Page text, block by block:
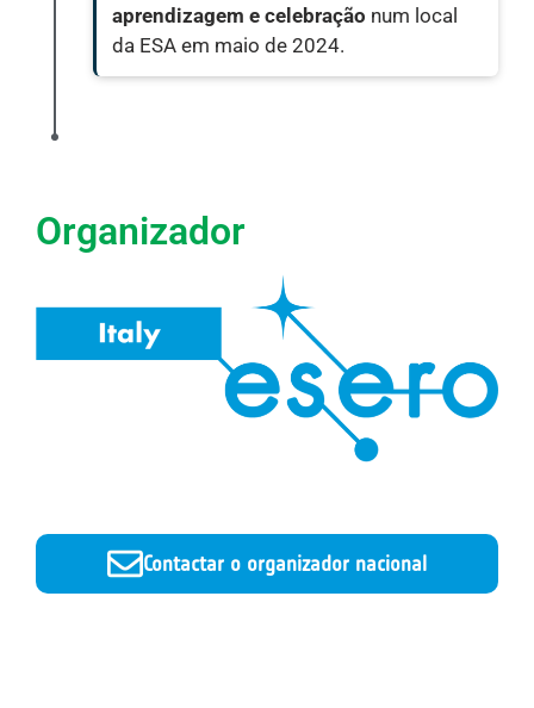
aprendizagem e celebração num local
da ESA em maio de 2024.
Organizador
Contactar o organizador nacional